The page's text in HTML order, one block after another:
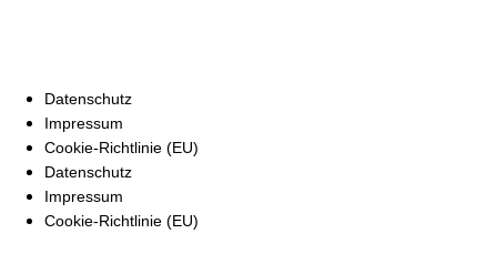
Datenschutz
Impressum
Cookie-Richtlinie (EU)
Datenschutz
Impressum
Cookie-Richtlinie (EU)